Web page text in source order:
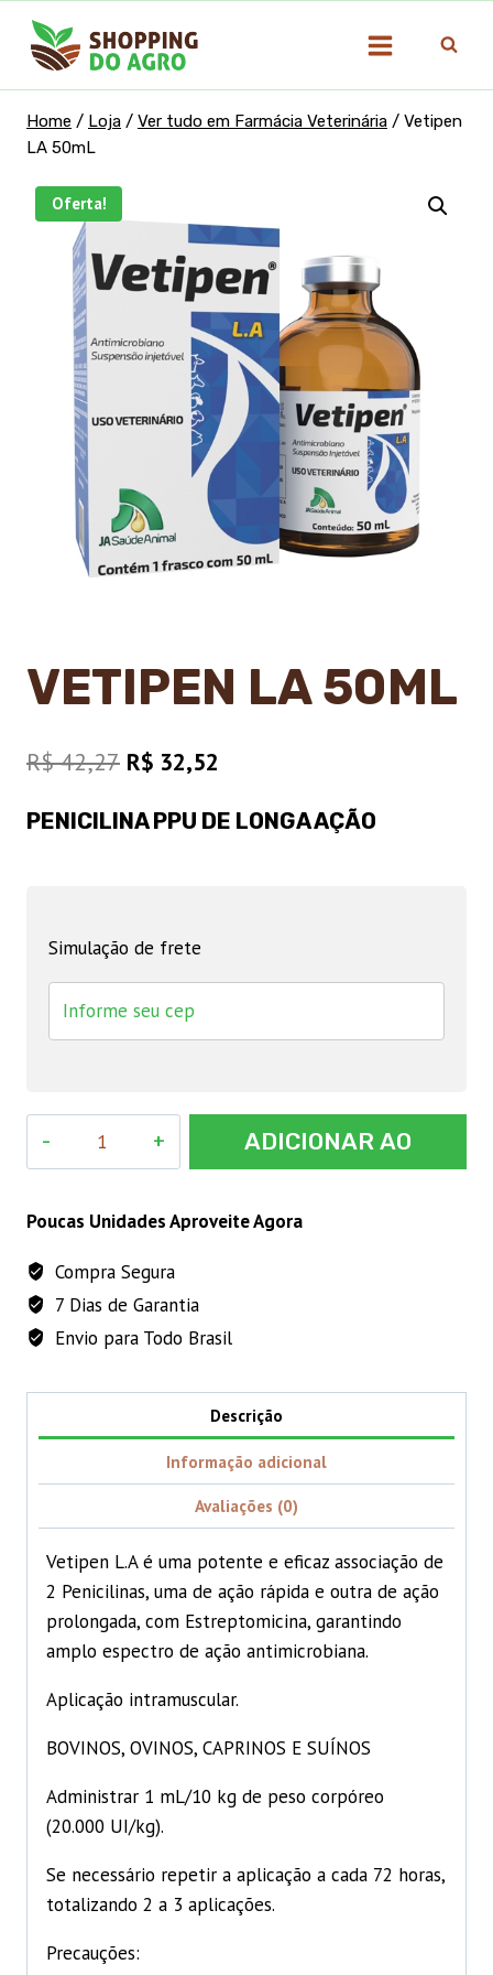
para
Home / Loja / Ver tudo em Farmácia Veterinária / Vetipen
LA 50mL
Oferta!
VETIPEN LA 50ML
R$42,27 O
original
R$ 32,52
atual
PENICILINA PPU DE LONGA AÇÃO
Simulação de frete
quantidade
ADICIONAR AO
Poucas Unidades Aproveite Agora
Compra Segura
7 Dias de Garantia
Envio para Todo Brasil
Descrição
Informação adicional
Avaliações (0)
Vetipen L.A é uma potente e eficaz associação de
2 Penicilinas, uma de ação rápida e outra de ação
prolongada, com Estreptomicina, garantindo
amplo espectro de ação antimicrobiana.
Aplicação intramuscular.
BOVINOS, OVINOS, CAPRINOS E SUÍNOS
Administrar 1 mL/10 kg de peso corpóreo
(20.000 UI/kg).
Se necessário repetir a aplicação a cada 72 horas,
totalizando 2 a 3 aplicações.
Precauções: